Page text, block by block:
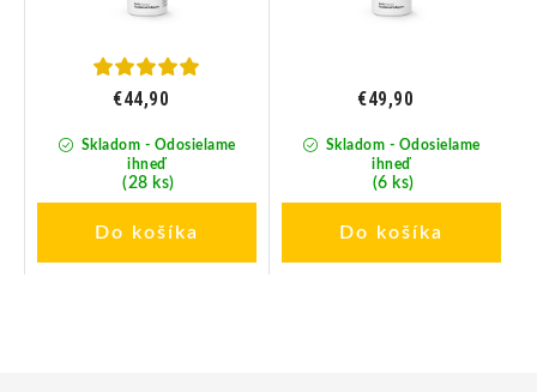
Skladom - Odosielame
ihneď
(28 ks)
€44,90
Do košíka
Skladom - Odosielame
ihneď
(6 ks)
€49,90
Do košíka